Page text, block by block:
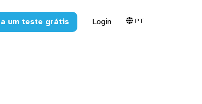
um teste grátis Login PT